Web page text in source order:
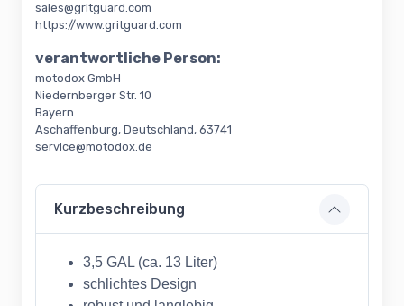
sales@gritguard.com
https://www.gritguard.com
verantwortliche Person:
motodox GmbH
Niedernberger Str. 10
Bayern
Aschaffenburg, Deutschland, 63741
service@motodox.de
Kurzbeschreibung
3,5 GAL (ca. 13 Liter)
schlichtes Design